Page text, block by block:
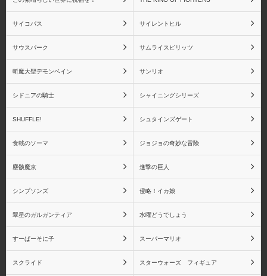
シャイニングシリーズ シャイニング・アーク
シャイニングウィンド
シャイニング・ティアー
ズ
シャイニング・ハーツ
シャイニング・フォー
ス・フェザー
シャイニングブレイド
シャイニング・レゾナン
ス
サイコパス サイレントヒル
サウスパーク サムライスピリッツ
斬魔大聖デモンベイン サンリオ
シドニアの騎士 シャイニングシリーズ
SHUFFLE! シュタインズゲート
食戟のソーマ ジョジョの奇妙な冒険
塵骸魔京 進撃の巨人
シンプソンズ 侵略！イカ娘
翠星のガルガンティア 水曜どうでしょう
すーぱーそに子 スーパーマリオ
スクライド スターウォーズ フィギュア